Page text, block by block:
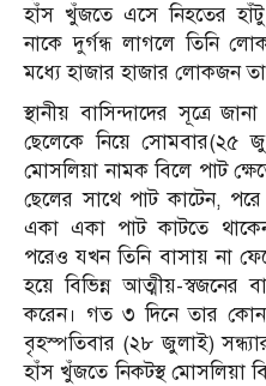
হাঁস খুঁজতে এসে নিহতের
নাকে দুর্গন্ধ লাগলে তিনি
মধ্যে হাজার হাজার লোকজন
স্থানীয় বাসিন্দাদের সূত্রে
ছেলেকে নিয়ে সোমবার(২৫
মোসলিয়া নামক বিলে পাট
ছেলের সাথে পাট কাটেন,
একা একা পাট কাটতে
পরেও যখন তিনি বাসায় না
হয়ে বিভিন্ন আত্মীয়-স্বজনের
করেন। গত ৩ দিনে তার
বৃহস্পতিবার (২৮ জুলাই)
হাঁস খুঁজতে নিকটস্থ মোসলিয়া